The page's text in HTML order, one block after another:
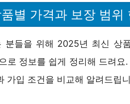
별 가격과 보장 범위
분들을 위해 2025년 최신 상
로 정보를 쉽게 정리해 드려요
가입 조건을 비교해 알려드립